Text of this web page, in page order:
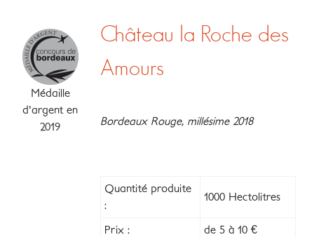
Médaille
d'argent en
2019
Château la Roche des
Amours
Bordeaux Rouge, millésime 2018
Quantité produite
:
1000 Hectolitres
Prix : de 5 à 10 €